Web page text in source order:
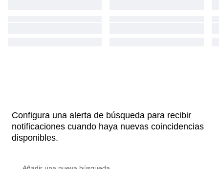
Configura una alerta de búsqueda para recibir
notificaciones cuando haya nuevas coincidencias
disponibles.